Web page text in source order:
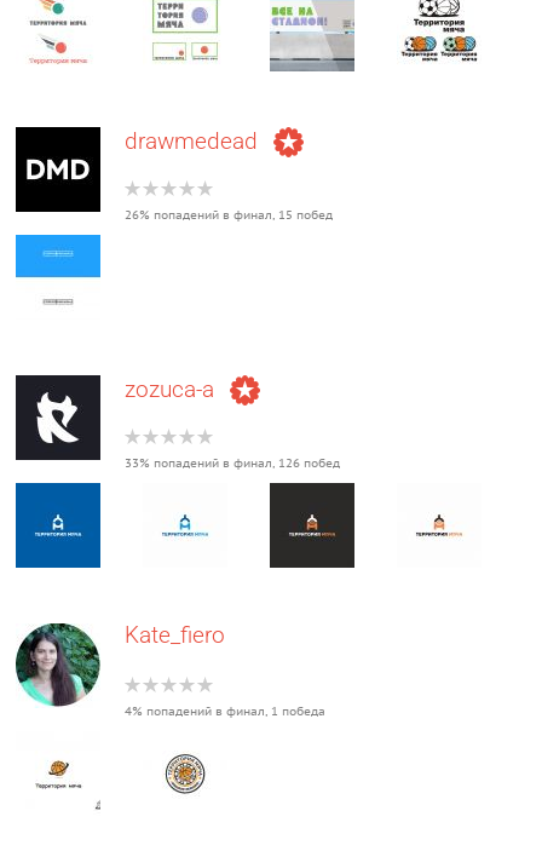
drawmedead
26% попадений в финал, 15 побед
zozuca-a
33% попадений в финал, 126 побед
Kate_fiero
4% попадений в финал, 1 победа